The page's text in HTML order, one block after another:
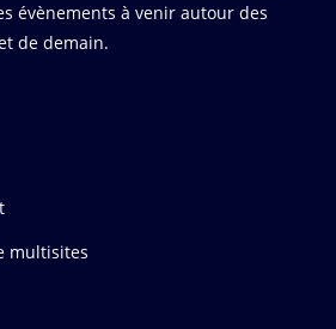
évènements à venir autour des
de demain.
multisites